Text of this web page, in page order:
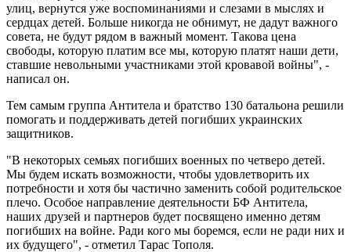
улиц, вернутся уже воспоминаниями и слезами в мыслях и
сердцах детей. Больше никогда не обнимут, не дадут важного
совета, не будут рядом в важный момент. Такова цена
свободы, которую платим все мы, которую платят наши дети,
ставшие невольными участниками этой кровавой войны", -
написал он.
Тем самым группа Антитела и братство 130 батальона решили
помогать и поддерживать детей погибших украинских
защитников.
"В некоторых семьях погибших военных по четверо детей.
Мы будем искать возможности, чтобы удовлетворить их
потребности и хотя бы частично заменить собой родительское
плечо. Особое направление деятельности БФ Антитела,
наших друзей и партнеров будет посвящено именно детям
погибших на войне. Ради кого мы боремся, если не ради них и
их будущего", - отметил Тарас Тополя.